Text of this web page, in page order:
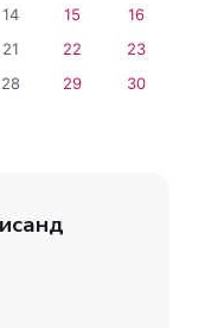
14 15
16
21 22
23
28 29
30